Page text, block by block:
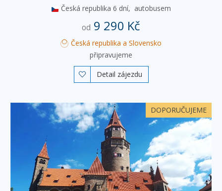
Česká republika 6 dní, autobusem
od 9 290 Kč
Česká republika a Slovensko
připravujeme
 Detail zájezdu
DOPORUČUJEME